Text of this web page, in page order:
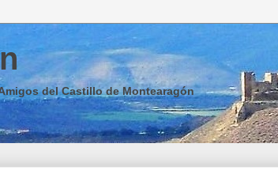
del Castillo de Montearagón